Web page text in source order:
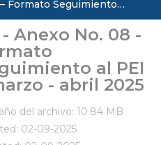
Formato Seguimiento…
Anexo No. 08 -
al PEI
- abril 2025
del archivo: 10.84 MB
02-09-2025